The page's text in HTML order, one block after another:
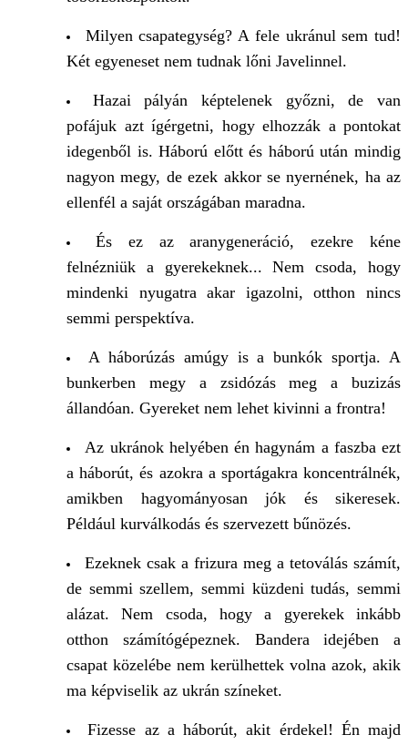
Milyen csapategység? A fele ukránul sem tud!
Két egyeneset nem tudnak lőni Javelinnel.
Hazai pályán képtelenek győzni, de van
pofájuk azt ígérgetni, hogy elhozzák a pontokat
idegenből is. Háború előtt és háború után mindig
nagyon megy, de ezek akkor se nyernének, ha az
ellenfél a saját országában maradna.
És ez az aranygeneráció, ezekre kéne
felnézniük a gyerekeknek... Nem csoda, hogy
mindenki nyugatra akar igazolni, otthon nincs
semmi perspektíva.
A háborúzás amúgy is a bunkók sportja. A
bunkerben megy a zsidózás meg a buzizás
állandóan. Gyereket nem lehet kivinni a frontra!
Az ukránok helyében én hagynám a faszba ezt
a háborút, és azokra a sportágakra koncentrálnék,
amikben hagyományosan jók és sikeresek.
Például kurválkodás és szervezett bűnözés.
Ezeknek csak a frizura meg a tetoválás számít,
de semmi szellem, semmi küzdeni tudás, semmi
alázat. Nem csoda, hogy a gyerekek inkább
otthon számítógépeznek. Bandera idejében a
csapat közelébe nem kerülhettek volna azok, akik
ma képviselik az ukrán színeket.
Fizesse az a háborút, akit érdekel! Én majd